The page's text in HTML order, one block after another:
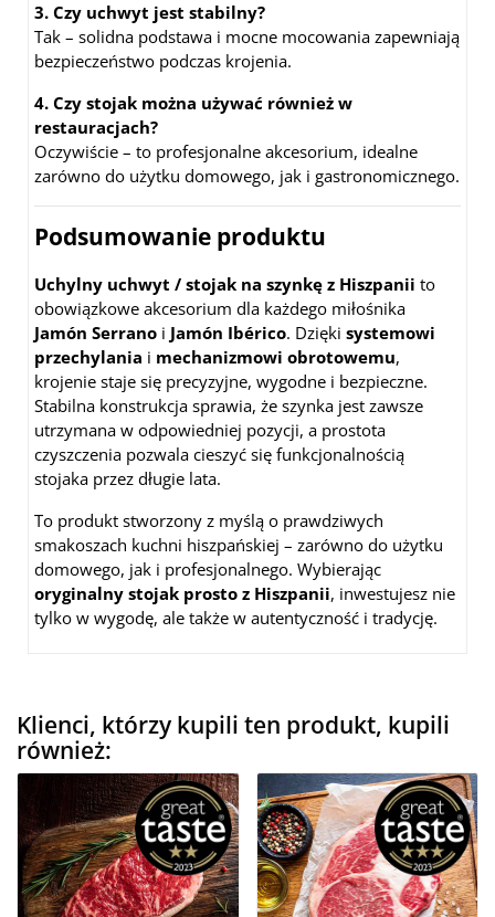
3. Czy uchwyt jest stabilny?
Tak – solidna podstawa i mocne mocowania zapewniają
bezpieczeństwo podczas krojenia.
4. Czy stojak można używać również w
restauracjach?
Oczywiście – to profesjonalne akcesorium, idealne
zarówno do użytku domowego, jak i gastronomicznego.
Podsumowanie produktu
Uchylny uchwyt / stojak na szynkę z Hiszpanii to
obowiązkowe akcesorium dla każdego miłośnika
Jamón Serrano i Jamón Ibérico. Dzięki systemowi
przechylania i mechanizmowi obrotowemu,
krojenie staje się precyzyjne, wygodne i bezpieczne.
Stabilna konstrukcja sprawia, że szynka jest zawsze
utrzymana w odpowiedniej pozycji, a prostota
czyszczenia pozwala cieszyć się funkcjonalnością
stojaka przez długie lata.
To produkt stworzony z myślą o prawdziwych
smakoszach kuchni hiszpańskiej – zarówno do użytku
domowego, jak i profesjonalnego. Wybierając
oryginalny stojak prosto z Hiszpanii, inwestujesz nie
tylko w wygodę, ale także w autentyczność i tradycję.
Klienci, którzy kupili ten produkt, kupili
również: